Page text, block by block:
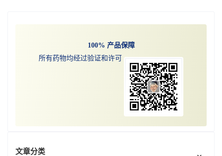
因子受体( EGFR)或间变性淋巴瘤激酶(ALK)基
因组肿瘤畸变。
100% 产品保障
所有药物均经过验证和许可
文章分类